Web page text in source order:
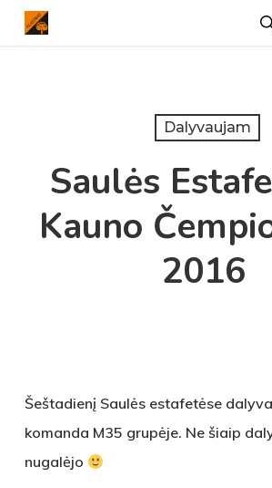
Skip
Dalyvaujam
Saulės
Kauno
2016
Šeštadienį Saulės estafetėse
komanda M35 grupėje. Ne šiaip
nugalėjo